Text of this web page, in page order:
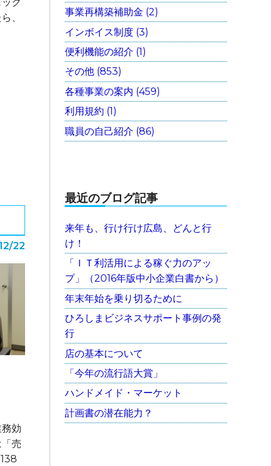
、
22
効
売
事業再構築補助金 (2)
インボイス制度 (3)
便利機能の紹介 (1)
その他 (853)
各種事業の案内 (459)
利用規約 (1)
職員の自己紹介 (86)
最近のブログ記事
来年も、行け行け広島、どんと行
け！
「ＩＴ利活用による稼ぐ力のアッ
プ」（2016年版中小企業白書から）
年末年始を乗り切るために
ひろしまビジネスサポート事例の発
行
店の基本について
「今年の流行語大賞」
ハンドメイド・マーケット
計画書の潜在能力？